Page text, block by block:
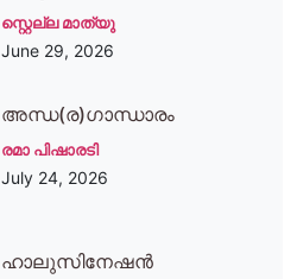
സ്റ്റെല്ല മാത്യു
June 29, 2026
അന്ധ(ര)ഗാന്ധാരം
രമാ പിഷാരടി
July 24, 2026
ഹാലുസിനേഷൻ